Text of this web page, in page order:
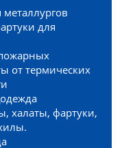
для
от термических
халаты, фартуки,